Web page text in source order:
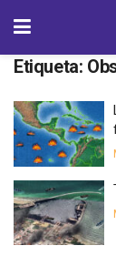
Etiqueta: